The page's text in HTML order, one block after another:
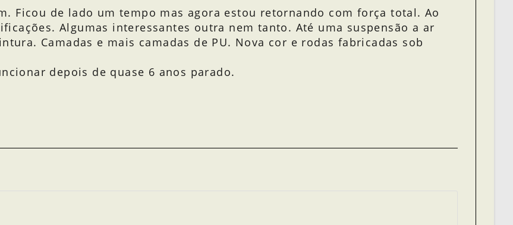
Ficou de lado um tempo mas agora estou retornando com força total. Ao
Algumas interessantes outra nem tanto. Até uma suspensão a ar
Camadas e mais camadas de PU. Nova cor e rodas fabricadas sob
depois de quase 6 anos parado.